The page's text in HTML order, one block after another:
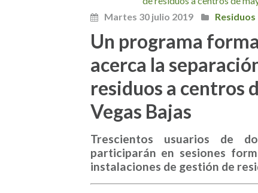
Martes 30 julio 2019 Residuos
Un programa
acerca la
residuos a centros
Vegas Bajas
Trescientos usuarios de
participarán en sesiones
instalaciones de gestión de